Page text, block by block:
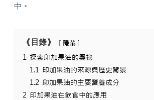
中。
《目錄》 隱藏
1 探索印加果油的奧祕
1.1 印加果油的來源與歷史背景
1.2 印加果油的主要營養成分
2 印加果油在飲食中的應用